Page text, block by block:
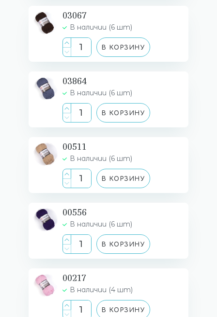
03067
В наличии (6 шт)
В КОРЗИНУ
03864
В наличии (6 шт)
В КОРЗИНУ
00511
В наличии (6 шт)
В КОРЗИНУ
00556
В наличии (6 шт)
В КОРЗИНУ
00217
В наличии (4 шт)
В КОРЗИНУ